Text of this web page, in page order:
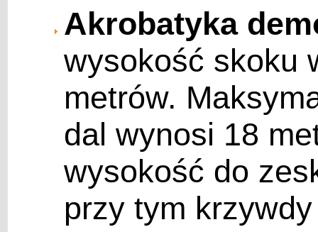
Akrobatyka
wysokość skoku
metrów.
dal wynosi 18
wysokość do
przy tym